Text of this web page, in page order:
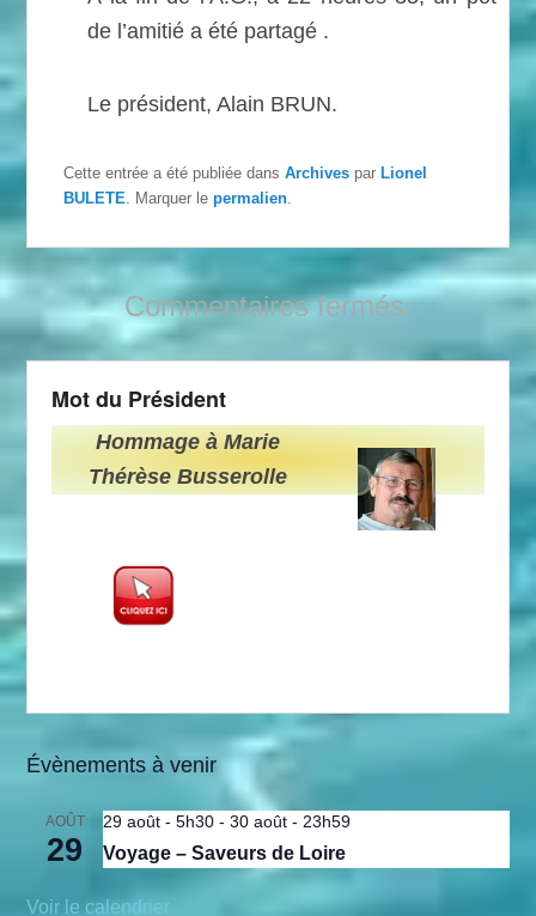
de l’amitié a été partagé .
Le président, Alain BRUN.
Cette entrée a été publiée dansArchives parLionel
BULETE . Marquer lepermalien
Commentaires fermés.
Mot du Président
Hommage à Marie
Thérèse Busserolle
Évènements à venir
AOÛT
29
29 août - 5h30 -30 août - 23h59
Voyage – Saveurs de Loire
Voir le calendrier